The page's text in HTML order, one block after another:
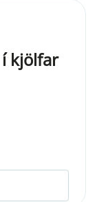
kjölfar